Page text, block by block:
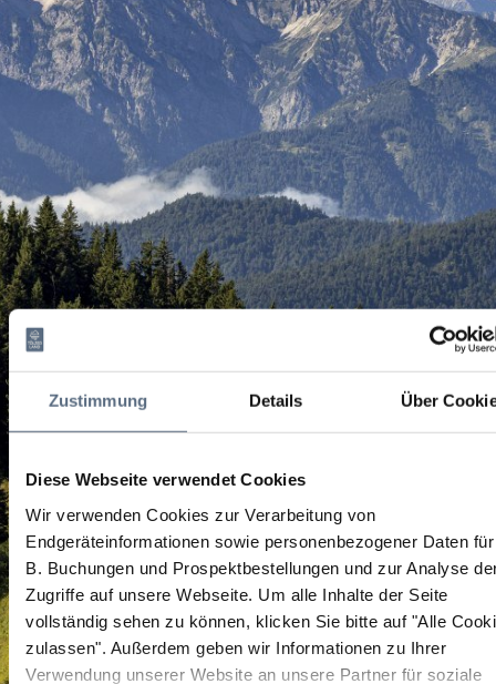
Zustimmung Details Über
Diese Webseite verwendet Cookies
Wir verwenden Cookies zur Verarbeitung von
Endgeräteinformationen sowie personenbezogener Daten
B. Buchungen und Prospektbestellungen und zur Analyse
Zugriffe auf unsere Webseite. Um alle Inhalte der Seite
vollständig sehen zu können, klicken Sie bitte auf "Alle
zulassen". Außerdem geben wir Informationen zu Ihrer
Verwendung unserer Website an unsere Partner für soziale